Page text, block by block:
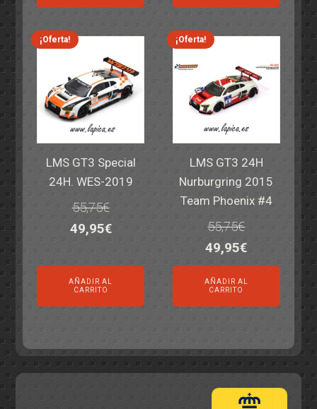
era:
69,55€.
es:
59,95€.
era:
77,60€.
es:
64,95€.
¡Oferta!
LMS GT3 Special
24H. WES-2019
55,75€
El
original
era:
49,95€El
actual
AÑADIR AL
CARRITO
¡Oferta!
LMS GT3 24H
Nurburgring 2015
Team Phoenix #4
55,75€
El
precio
original
era:
49,95€El
precio
actual
es:
AÑADIR AL
CARRITO